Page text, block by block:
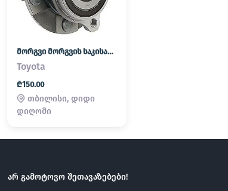
მორგვი მორგვის საკისარი
Toyota
₾150.00
თბილისი, დიდი
დიღომი
არ გამოტოვო შეთავაზებები!